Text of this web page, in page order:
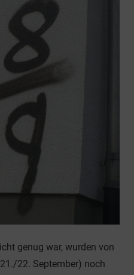
genug war, wurden von
22. September) noch